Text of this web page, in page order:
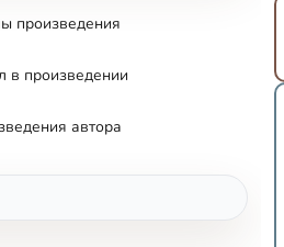
произведения
в произведении
автора